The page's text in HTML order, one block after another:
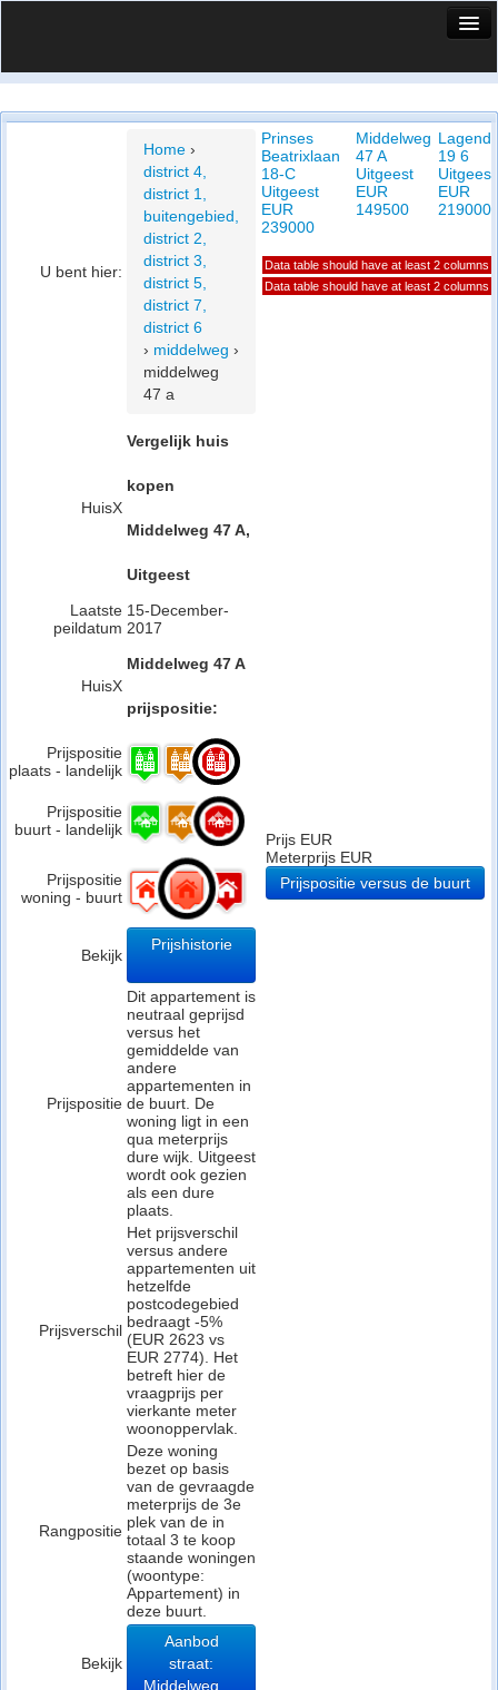
Vergelijk prijsposities - wijk
Privacy beleid
U bent hier:
Home ›
district 4,
district 1,
buitengebied,
district 2,
district 3,
district 5,
district 7,
district 6
› middelweg ›
middelweg
47 a
HuisX
Vergelijk huis
kopen
Middelweg 47 A,
Uitgeest
Laatste
peildatum
15-December-
2017
HuisX
Middelweg 47 A
prijspositie:
Prijspositie
plaats - landelijk
Prijspositie
buurt - landelijk
Prijspositie
woning - buurt
Bekijk
Prijshistorie
Prijspositie
Dit appartement is
neutraal geprijsd
versus het
gemiddelde van
andere
appartementen in
de buurt. De
woning ligt in een
qua meterprijs
dure wijk. Uitgeest
wordt ook gezien
als een dure
plaats.
Prijsverschil
Het prijsverschil
versus andere
appartementen uit
hetzelfde
postcodegebied
bedraagt -5%
(EUR 2623 vs
EUR 2774). Het
betreft hier de
vraagprijs per
vierkante meter
woonoppervlak.
Rangpositie
Deze woning
bezet op basis
van de gevraagde
meterprijs de 3e
plek van de in
totaal 3 te koop
staande woningen
(woontype:
Appartement) in
deze buurt.
Bekijk
Aanbod
straat:
Middelweg
Prinses
Beatrixlaan
18-C
Uitgeest
EUR
239000
Middelweg
47 A
Uitgeest
EUR
149500
19 6
Uitgeest
EUR
219000
Data table should have at least 2 columns
Data table should have at least 2 columns
Prijs EUR
Meterprijs EUR
Prijspositie versus de buurt